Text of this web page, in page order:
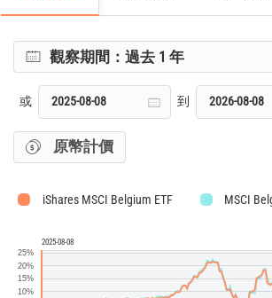
觀察期間：過去 1 年
或 到
原幣計價
iShares MSCI Belgium ETF MSCI
2025-08-08
10%
15%
20%
25%